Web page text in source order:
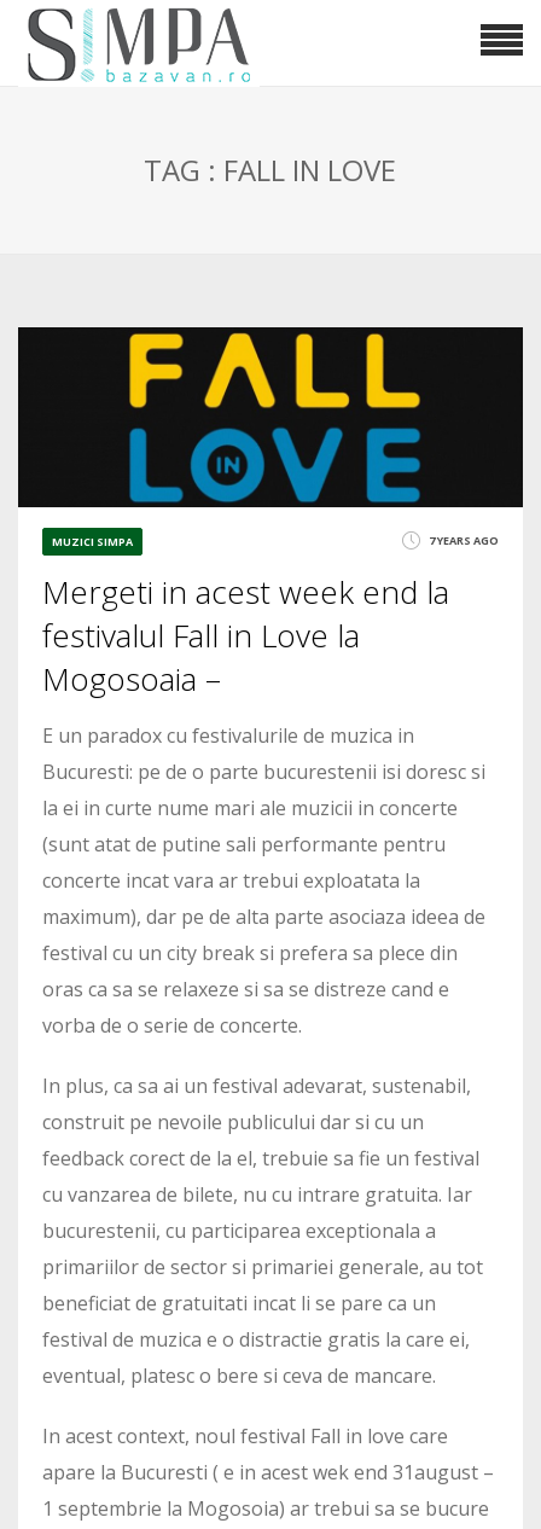
TAG : FALL IN LOVE
MUZICI SIMPA 7 YEARS AGO
Mergeti in acest week end la
festivalul Fall in Love la
Mogosoaia –
E un paradox cu festivalurile de muzica in
Bucuresti: pe de o parte bucurestenii isi doresc si
la ei in curte nume mari ale muzicii in concerte
(sunt atat de putine sali performante pentru
concerte incat vara ar trebui exploatata la
maximum), dar pe de alta parte asociaza ideea de
festival cu un city break si prefera sa plece din
oras ca sa se relaxeze si sa se distreze cand e
vorba de o serie de concerte.
In plus, ca sa ai un festival adevarat, sustenabil,
construit pe nevoile publicului dar si cu un
feedback corect de la el, trebuie sa fie un festival
cu vanzarea de bilete, nu cu intrare gratuita. Iar
bucurestenii, cu participarea exceptionala a
primariilor de sector si primariei generale, au tot
beneficiat de gratuitati incat li se pare ca un
festival de muzica e o distractie gratis la care ei,
eventual, platesc o bere si ceva de mancare.
In acest context, noul festival Fall in love care
apare la Bucuresti ( e in acest wek end 31august –
1 septembrie la Mogosoia) ar trebui sa se bucure